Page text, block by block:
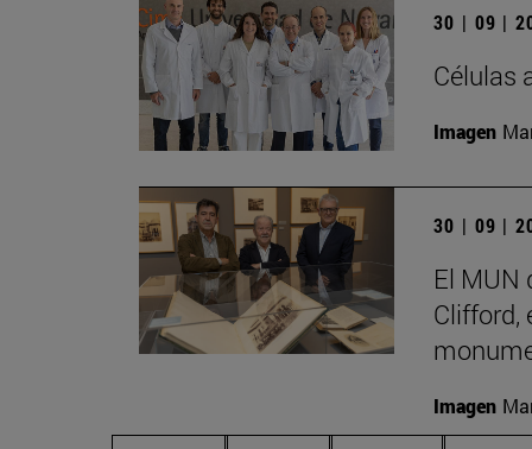
30 | 09 |
Células
Imagen
30 | 09 |
El MUN
Clifford,
Imagen